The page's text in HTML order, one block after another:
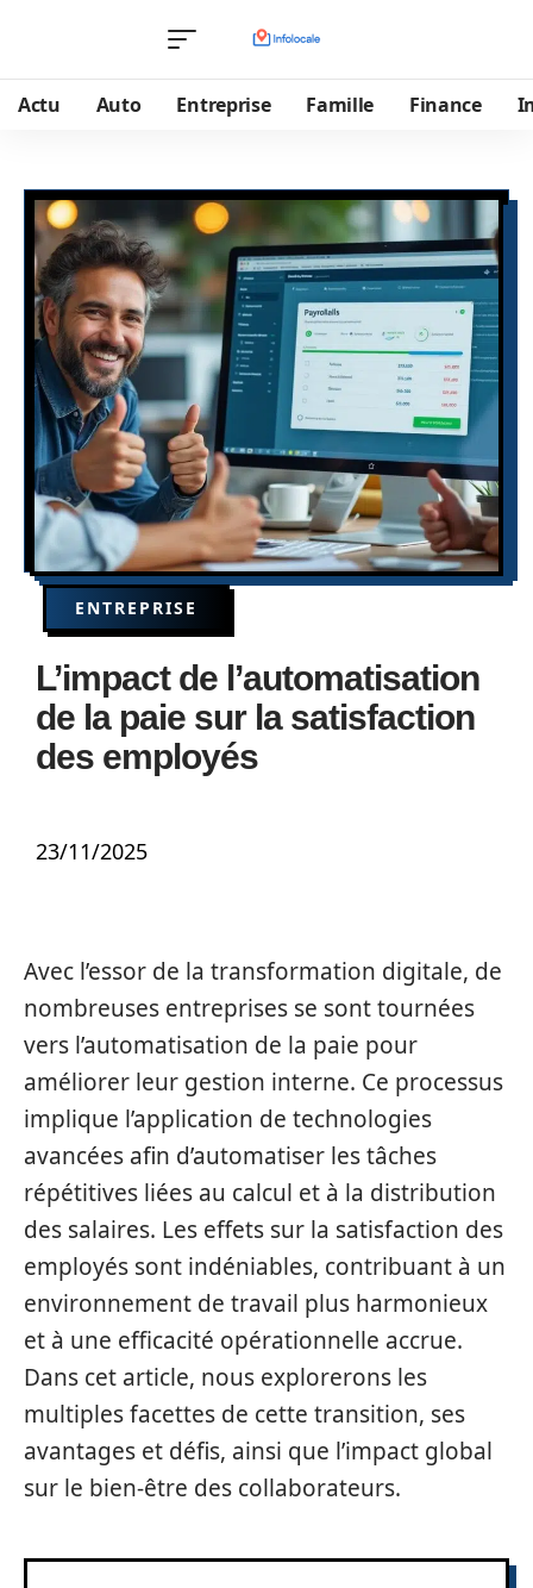
Actu Auto Entreprise Famille Finance
ENTREPRISE
L’impact de l’automatisation
de la paie sur la satisfaction
des employés
23/11/2025
Avec l’essor de la transformation digitale, de
nombreuses entreprises se sont tournées
vers l’automatisation de la paie pour
améliorer leur gestion interne. Ce processus
implique l’application de technologies
avancées afin d’automatiser les tâches
répétitives liées au calcul et à la distribution
des salaires. Les effets sur la satisfaction des
employés sont indéniables, contribuant à un
environnement de travail plus harmonieux
et à une efficacité opérationnelle accrue.
Dans cet article, nous explorerons les
multiples facettes de cette transition, ses
avantages et défis, ainsi que l’impact global
sur le bien-être des collaborateurs.